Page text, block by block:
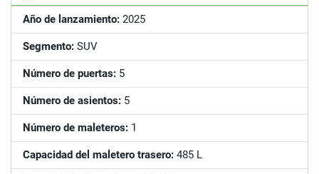
Año de lanzamiento: 2025
Segmento: SUV
Número de puertas: 5
Número de asientos: 5
Número de maleteros: 1
Capacidad del maletero trasero: 485 L